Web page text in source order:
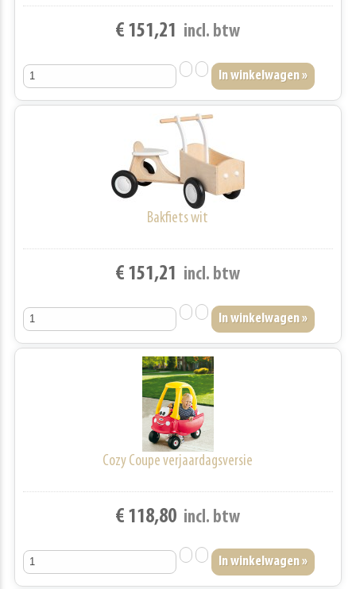
€ 151,21 incl. btw
Bakfiets wit
€ 151,21 incl. btw
Cozy Coupe verjaardagsversie
€ 118,80 incl. btw